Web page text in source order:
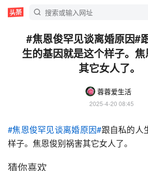
#焦恩俊罕见谈离婚原因#
生的基因就是这个样子。
其它女人了。
蓉蓉爱生活
2025-4-20 08:45
#焦恩俊罕见谈离婚原因#跟自私的人
样子。焦恩俊别祸害其它女人了。
猜你喜欢